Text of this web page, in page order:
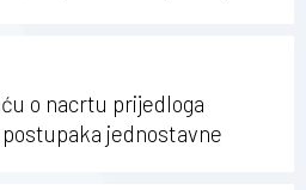
o nacrtu prijedloga
jednostavne